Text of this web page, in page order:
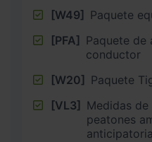
[W49] Paquete
[PFA] Paquete de
conductor
[W20] Paquete
[VL3] Medidas
peatones